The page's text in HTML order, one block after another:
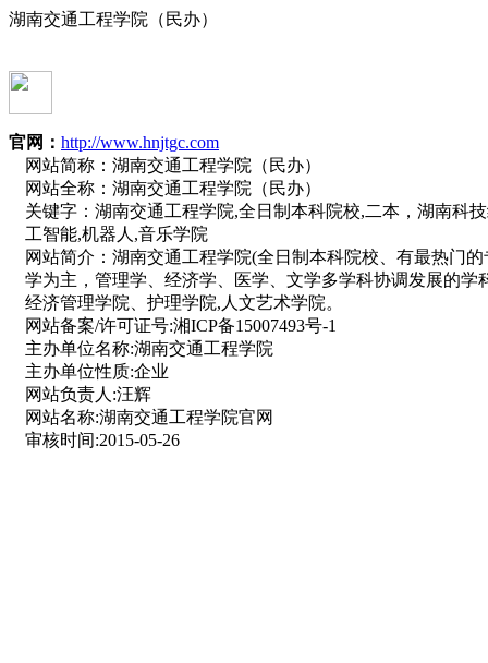
湖南交通工程学院（民办）
官网： http://www.hnjtgc.com
网站简称： 湖南交通工程学院（民办）
网站全称： 湖南交通工程学院（民办）
关键字： 湖南交通工程学院,全日制本科院校,二本，湖南科
工智能,机器人,音乐学院
网站简介： 湖南交通工程学院(全日制本科院校、有最热门
学为主，管理学、经济学、医学、文学多学科协调发展的
经济管理学院、护理学院,人文艺术学院。
网站备案/许可证号:湘ICP备15007493号-1
主办单位名称:湖南交通工程学院
主办单位性质:企业
网站负责人:汪辉
网站名称:湖南交通工程学院官网
审核时间:2015-05-26